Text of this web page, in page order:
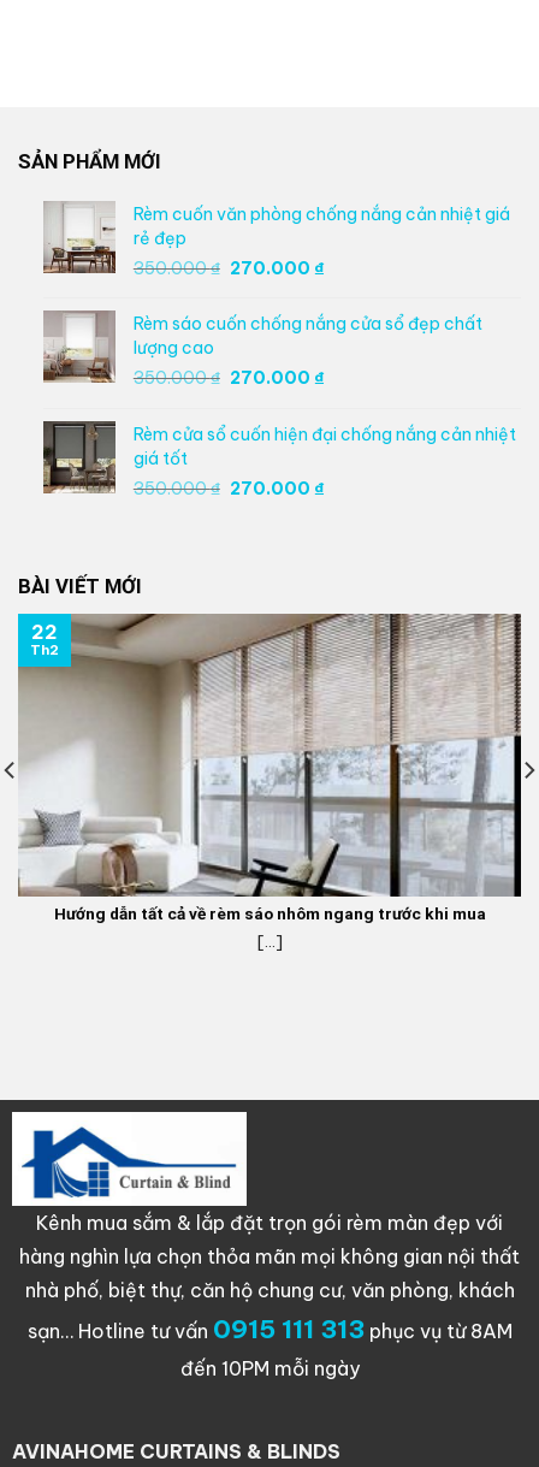
SẢN PHẨM MỚI
Rèm cuốn văn phòng chống nắng cản nhiệt giá
rẻ đẹp
350.000₫ Giá
là:
350.000 ₫.
270.000 ₫Giá
tại
là:
270.000 ₫.
Rèm sáo cuốn chống nắng cửa sổ đẹp chất
lượng cao
350.000₫ Giá
là:
350.000 ₫.
270.000 ₫Giá
tại
là:
270.000 ₫.
Rèm cửa sổ cuốn hiện đại chống nắng cản nhiệt
giá tốt
350.000₫ Giá
270.000 ₫Giá
BÀI VIẾT MỚI
Hướng dẫn tất cả về rèm sáo nhôm ngang trước khi mua
[...]
22
Th2
Kênh mua sắm & lắp đặt trọn gói rèm màn đẹp với
hàng nghìn lựa chọn thỏa mãn mọi không gian nội thất
nhà phố, biệt thự, căn hộ chung cư, văn phòng, khách
sạn… Hotline tư vấn 0915 111 313phục vụ từ 8AM
đến 10PM mỗi ngày
AVINAHOME CURTAINS & BLINDS